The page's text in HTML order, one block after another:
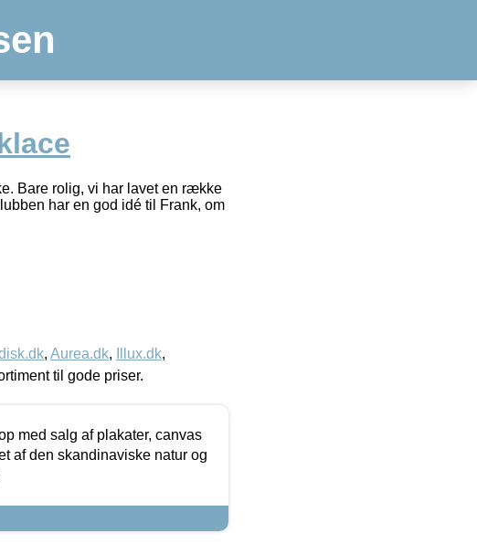
Bare rolig, vi har lavet en række
har en god idé til Frank, om
, Aurea.dk, Illux.dk,
til gode priser.
med salg af plakater, canvas
af den skandinaviske natur og